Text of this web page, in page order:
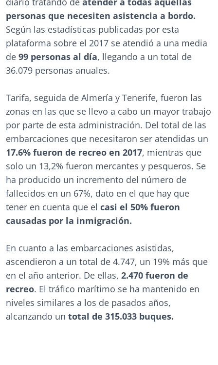
personas que necesiten asistencia a bordo.
Según las estadísticas publicadas por esta
plataforma sobre el 2017 se atendió a una media
de 99 personas al día, llegando a un total de
36.079 personas anuales.
Tarifa, seguida de Almería y Tenerife, fueron las
zonas en las que se llevo a cabo un mayor trabajo
por parte de esta administración. Del total de las
embarcaciones que necesitaron ser atendidas un
17.6% fueron de recreo en 2017, mientras que
solo un 13,2% fueron mercantes y pesqueros. Se
ha producido un incremento del número de
fallecidos en un 67%, dato en el que hay que
tener en cuenta que el casi el 50% fueron
causadas por la inmigración.
En cuanto a las embarcaciones asistidas,
ascendieron a un total de 4.747, un 19% más que
en el año anterior. De ellas, 2.470 fueron de
recreo. El tráfico marítimo se ha mantenido en
niveles similares a los de pasados años,
alcanzando un total de 315.033 buques.